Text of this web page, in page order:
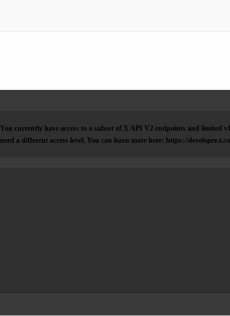
You currently have access to a subset of X API V2 endpoints and limited
need a different access level. You can learn more here: https://